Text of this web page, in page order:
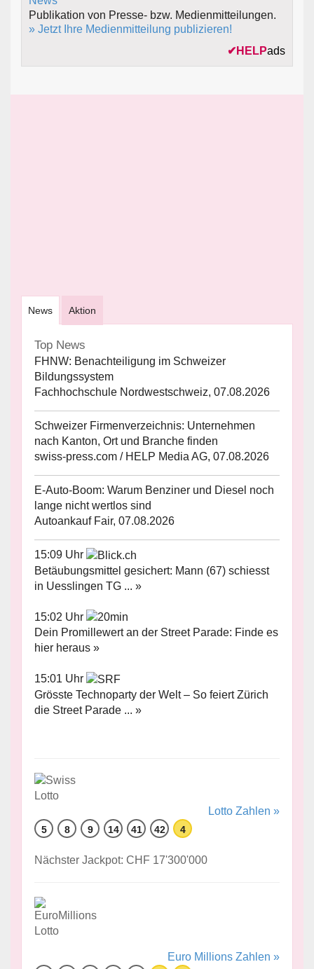
Publikation von Presse- bzw. Medienmitteilungen.
» Jetzt Ihre Medienmitteilung publizieren!
✔ HELPads
News Aktion
Top News
FHNW: Benachteiligung im Schweizer
Bildungssystem
Fachhochschule Nordwestschweiz, 07.08.2026
Schweizer Firmenverzeichnis: Unternehmen
nach Kanton, Ort und Branche finden
swiss-press.com / HELP Media AG, 07.08.2026
E-Auto-Boom: Warum Benziner und Diesel noch
lange nicht wertlos sind
Autoankauf Fair, 07.08.2026
15:09 Uhr
Betäubungsmittel gesichert: Mann (67) schiesst
in Uesslingen TG ... »
15:02 Uhr
Dein Promillewert an der Street Parade: Finde es
hier heraus »
15:01 Uhr
Grösste Technoparty der Welt – So feiert Zürich
die Street Parade ... »
Lotto Zahlen »
5 8 9 14 41 42 4
Nächster Jackpot: CHF 17'300'000
Euro Millions Zahlen »